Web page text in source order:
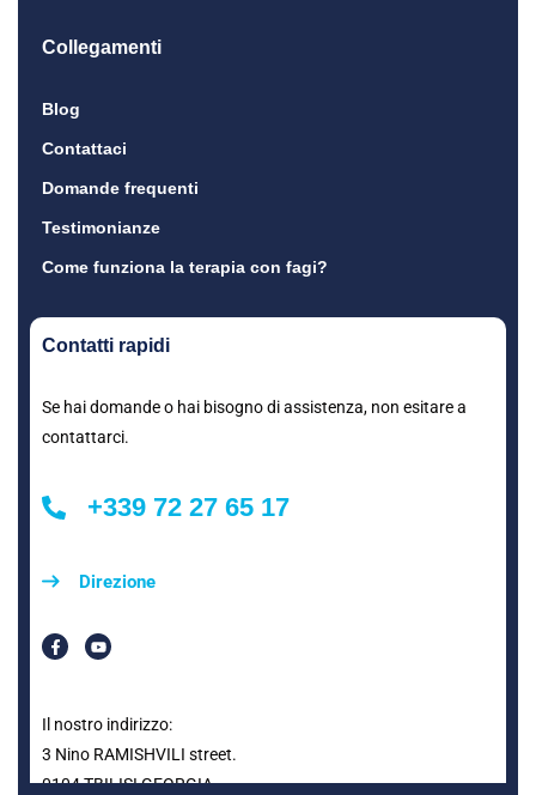
Collegamenti
Blog
Contattaci
Domande frequenti
Testimonianze
Come funziona la terapia con fagi?
Contatti rapidi
Se hai domande o hai bisogno di assistenza, non esitare a
contattarci.
+339 72 27 65 17
Direzione
Il nostro indirizzo:
3 Nino RAMISHVILI street.
0104 TBILISI GEORGIA